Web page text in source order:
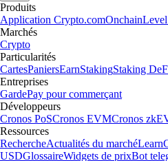
Produits
Application Crypto.comOnchain
Marchés
Crypto
Particularités
CartesPaniersEarnStakingStaking
Entreprises
GardePay pour commerçant
Développeurs
Cronos PoSCronos EVMCronos
Ressources
RechercheActualités du marchéLearn
USDGlossaireWidgets de prixBot